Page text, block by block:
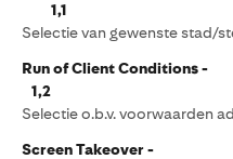
1,1
Selectie van gewenste stad/
Run of
1,2
Selectie o.b.v. voorwaarden
Screen